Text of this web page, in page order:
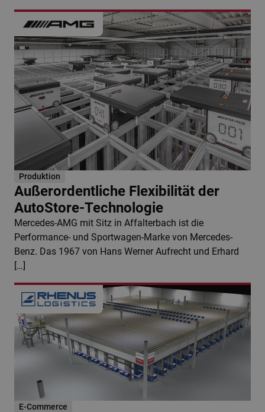
Produktion
Außerordentliche Flexibilität der
AutoStore-Technologie
Mercedes-AMG mit Sitz in Affalterbach ist die
Performance- und Sportwagen-Marke von Mercedes-
Benz. Das 1967 von Hans Werner Aufrecht und Erhard
[…]
E-Commerce